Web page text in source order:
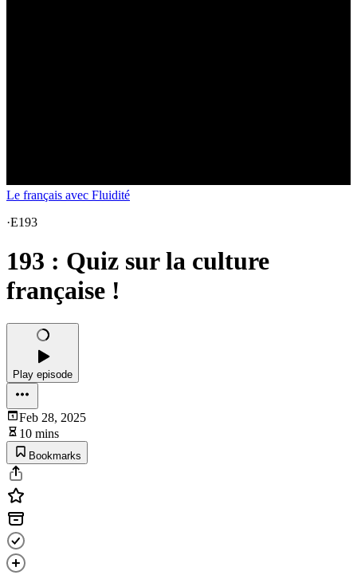
Le français avec Fluidité
·E193
193 : Quiz sur la culture
française !
Play episode
Feb 28, 2025
10 mins
Bookmarks